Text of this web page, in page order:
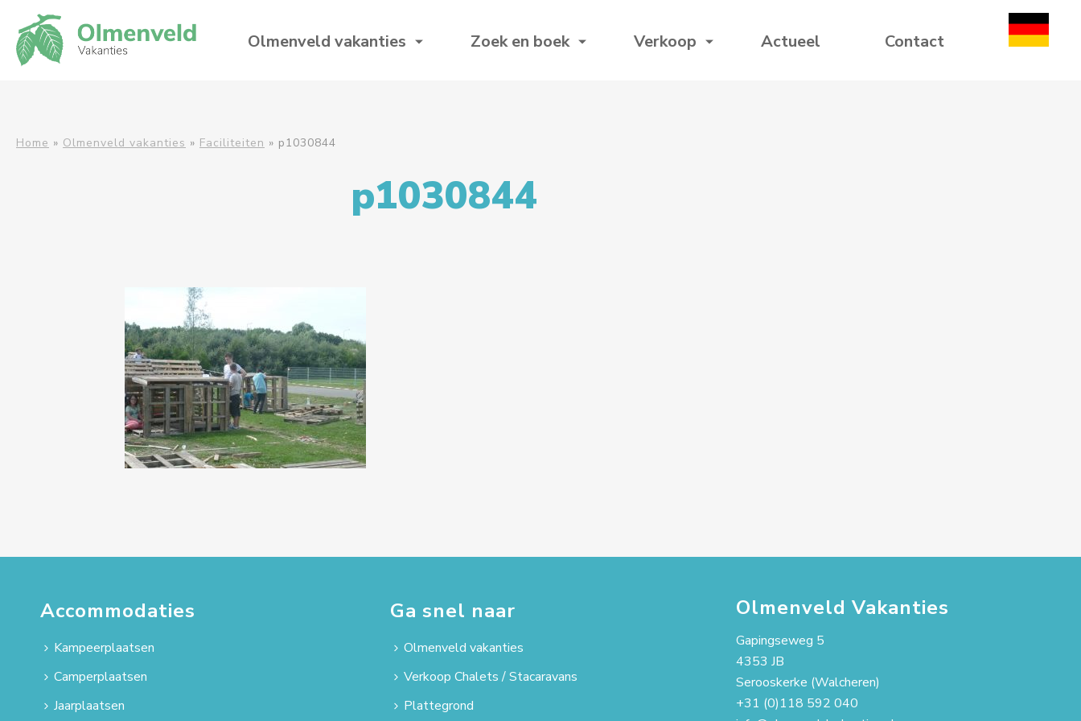
Olmenveld vakanties Zoek en boek Verkoop Actueel Contact
Home » Olmenveld vakanties » Faciliteiten » p1030844
p1030844
Accommodaties
Kampeerplaatsen
Camperplaatsen
Jaarplaatsen
Ga snel naar
Olmenveld vakanties
Verkoop Chalets / Stacaravans
Plattegrond
Olmenveld Vakanties
Gapingseweg 5
4353 JB
Serooskerke (Walcheren)
+31 (0)118 592 040